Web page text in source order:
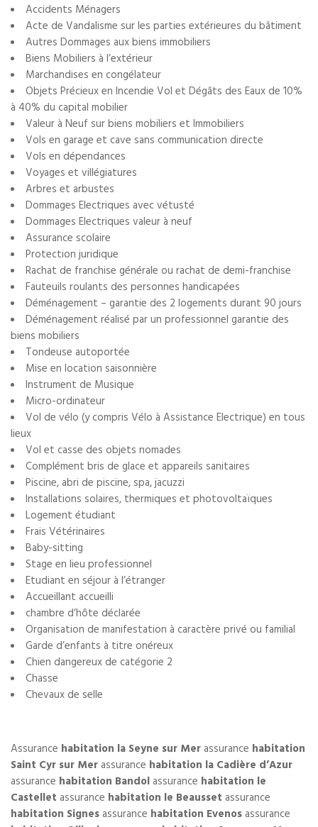
Accidents Ménagers
Acte de Vandalisme sur les parties extérieures du bâtiment
Autres Dommages aux biens immobiliers
Biens Mobiliers à l’extérieur
Marchandises en congélateur
Objets Précieux en Incendie Vol et Dégâts des Eaux de 10%
à 40% du capital mobilier
Valeur à Neuf sur biens mobiliers et Immobiliers
Vols en garage et cave sans communication directe
Vols en dépendances
Voyages et villégiatures
Arbres et arbustes
Dommages Electriques avec vétusté
Dommages Electriques valeur à neuf
Assurance scolaire
Protection juridique
Rachat de franchise générale ou rachat de demi-franchise
Fauteuils roulants des personnes handicapées
Déménagement – garantie des 2 logements durant 90 jours
Déménagement réalisé par un professionnel garantie des
biens mobiliers
Tondeuse autoportée
Mise en location saisonnière
Instrument de Musique
Micro-ordinateur
Vol de vélo (y compris Vélo à Assistance Electrique) en tous
lieux
Vol et casse des objets nomades
Complément bris de glace et appareils sanitaires
Piscine, abri de piscine, spa, jacuzzi
Installations solaires, thermiques et photovoltaïques
Logement étudiant
Frais Vétérinaires
Baby-sitting
Stage en lieu professionnel
Etudiant en séjour à l’étranger
Accueillant accueilli
chambre d’hôte déclarée
Organisation de manifestation à caractère privé ou familial
Garde d’enfants à titre onéreux
Chien dangereux de catégorie 2
Chasse
Chevaux de selle
Assurance habitation la Seyne sur Merassurance habitation
Saint Cyr sur Merassurance habitation la Cadière d’Azur
assurance habitation Bandolassurance habitation le
Castellet assurance habitation le Beausset assurance
habitation Signesassurance habitation Evenosassurance